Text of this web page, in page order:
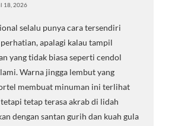
18, 2026
selalu punya cara tersendiri
apalagi kalau tampil
yang tidak biasa seperti cendol
Warna jingga lembut yang
membuat minuman ini terlihat
tetap terasa akrab di lidah
dengan santan gurih dan kuah gula